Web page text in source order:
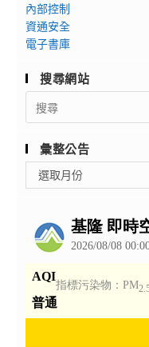
內部控制
資通安全
電子書庫
搜尋網站
Search
for:
彙整公告
整
選取月份